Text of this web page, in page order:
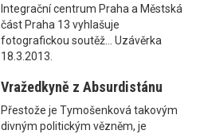
Integrační centrum Praha a Městská
část Praha 13 vyhlašuje
fotografickou soutěž... Uzávěrka
18.3.2013.
Vražedkyně z Absurdistánu
Přestože je Tymošenková takovým
divným politickým vězněm, je